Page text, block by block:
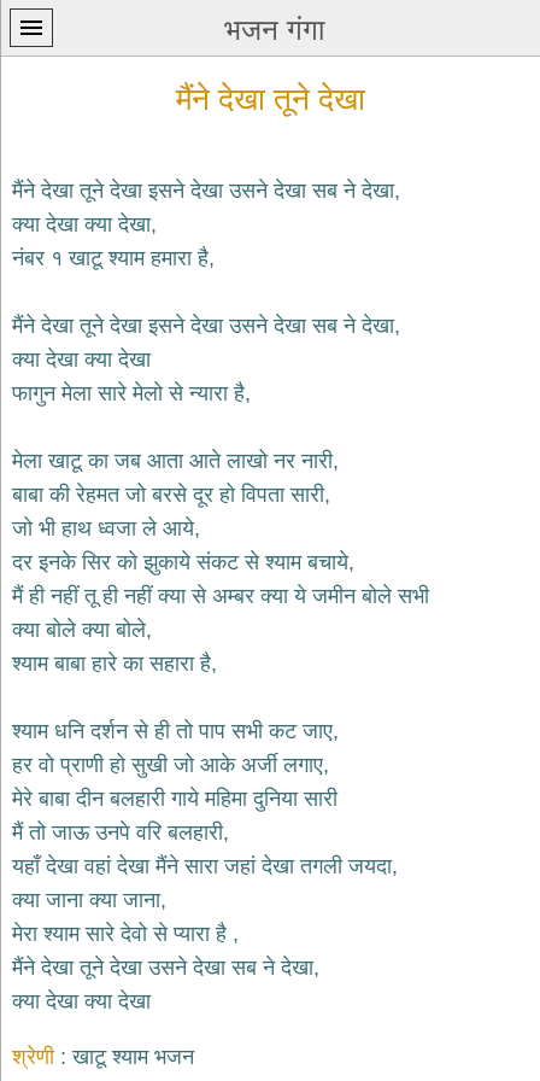
भजन गंगा
प्रथम
पन्ना
कृष्ण
भजन
krishna
bhajans
भजन
bhajans
हनुमान
भजन
hanuman
bhajans
साईं
भजन
जैन
भजन
jain
bhajans
दुर्गा
भजन
durga
bhajans
गणेश
भजन
ganesh
राम
मैंने देखा तूने देखा
मैंने देखा तूने देखा इसने देखा उसने देखा सब ने देखा,
क्या देखा क्या देखा,
नंबर १ खाटू श्याम हमारा है,
मैंने देखा तूने देखा इसने देखा उसने देखा सब ने देखा,
क्या देखा क्या देखा
फागुन मेला सारे मेलो से न्यारा है,
मेला खाटू का जब आता आते लाखो नर नारी,
बाबा की रेहमत जो बरसे दूर हो विपता सारी,
जो भी हाथ ध्वजा ले आये,
दर इनके सिर को झुकाये संकट से श्याम बचाये,
मैं ही नहीं तू ही नहीं क्या से अम्बर क्या ये जमीन बोले सभी
क्या बोले क्या बोले,
श्याम बाबा हारे का सहारा है,
श्याम धनि दर्शन से ही तो पाप सभी कट जाए,
हर वो प्राणी हो सुखी जो आके अर्जी लगाए,
मेरे बाबा दीन बलहारी गाये महिमा दुनिया सारी
मैं तो जाऊ उनपे वरि बलहारी,
यहाँ देखा वहां देखा मैंने सारा जहां देखा तगली जयदा,
क्या जाना क्या जाना,
मेरा श्याम सारे देवो से प्यारा है ,
मैंने देखा तूने देखा उसने देखा सब ने देखा,
क्या देखा क्या देखा
श्रेणी खाटू श्याम भजन